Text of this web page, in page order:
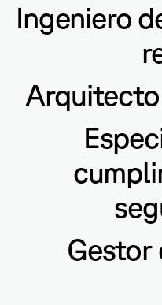
Ingeniero
Gestor